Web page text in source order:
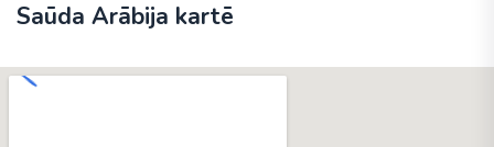
Saūda Arābija kartē